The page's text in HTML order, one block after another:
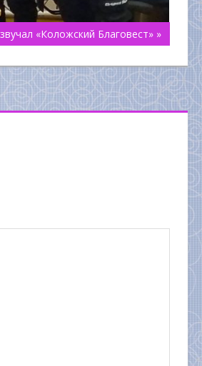
«Коложский Благовест» »